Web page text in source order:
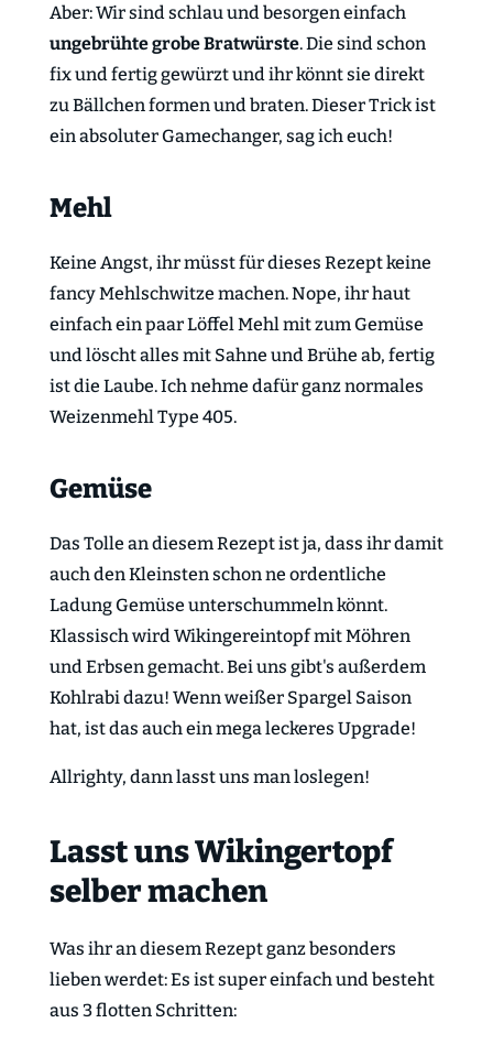
Aber: Wir sind schlau und besorgen einfach
ungebrühte grobe Bratwürste. Die sind schon
fix und fertig gewürzt und ihr könnt sie direkt
zu Bällchen formen und braten. Dieser Trick ist
ein absoluter Gamechanger, sag ich euch!
Mehl
Keine Angst, ihr müsst für dieses Rezept keine
fancy Mehlschwitze machen. Nope, ihr haut
einfach ein paar Löffel Mehl mit zum Gemüse
und löscht alles mit Sahne und Brühe ab, fertig
ist die Laube. Ich nehme dafür ganz normales
Weizenmehl Type 405.
Gemüse
Das Tolle an diesem Rezept ist ja, dass ihr damit
auch den Kleinsten schon ne ordentliche
Ladung Gemüse unterschummeln könnt.
Klassisch wird Wikingereintopf mit Möhren
und Erbsen gemacht. Bei uns gibt's außerdem
Kohlrabi dazu! Wenn weißer Spargel Saison
hat, ist das auch ein mega leckeres Upgrade!
Allrighty, dann lasst uns man loslegen!
Lasst uns Wikingertopf
selber machen
Was ihr an diesem Rezept ganz besonders
lieben werdet: Es ist super einfach und besteht
aus 3 flotten Schritten: